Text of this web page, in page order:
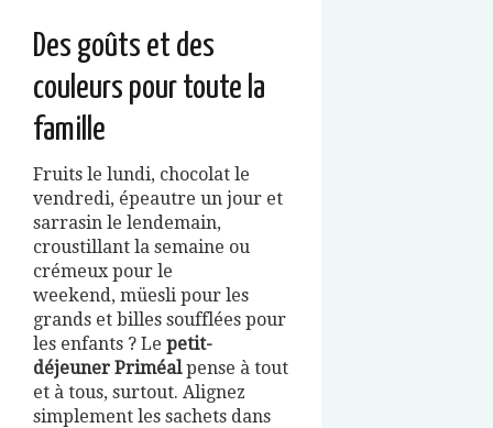
Des goûts et des
couleurs pour toute la
famille
Fruits le lundi, chocolat le
vendredi, épeautre un jour et
sarrasin le lendemain,
croustillant la semaine ou
crémeux pour le
weekend, müesli pour les
grands et billes soufflées pour
les enfants ? Le petit-
déjeuner Priméalpense à tout
et à tous, surtout. Alignez
simplement les sachets dans